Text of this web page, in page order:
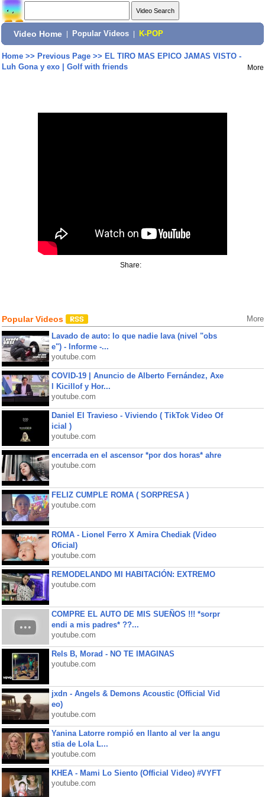
Video Home Popular Videos K-POP
Home>> Previous Page>> EL TIRO MAS EPICO JAMAS VISTO -
Luh Gona y exo | Golf with friends
More
Share:
Popular Videos More
Lavado de auto: lo que nadie lava (nivel "obs
e") - Informe -...
youtube.com
COVID-19 | Anuncio de Alberto Fernández, Axe
l Kicillof y Hor...
youtube.com
Daniel El Travieso - Viviendo ( TikTok Video Of
icial )
youtube.com
encerrada en el ascensor *por dos horas* ahre
youtube.com
FELIZ CUMPLE ROMA ( SORPRESA )
youtube.com
ROMA - Lionel Ferro X Amira Chediak (Video
Oficial)
youtube.com
REMODELANDO MI HABITACIÓN: EXTREMO
youtube.com
COMPRE EL AUTO DE MIS SUEÑOS !!! *sorpr
endi a mis padres* ??...
youtube.com
Rels B, Morad - NO TE IMAGINAS
youtube.com
jxdn - Angels & Demons Acoustic (Official Vid
eo)
youtube.com
Yanina Latorre rompió en llanto al ver la angu
stia de Lola L...
youtube.com
KHEA - Mami Lo Siento (Official Video) #VYFT
youtube.com